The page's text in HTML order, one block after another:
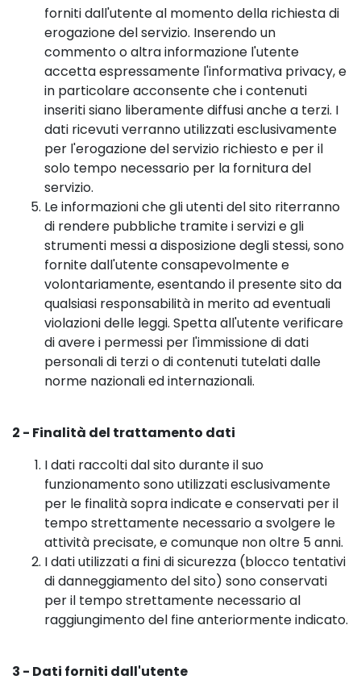
forniti dall'utente al momento della richiesta di
erogazione del servizio. Inserendo un
commento o altra informazione l'utente
accetta espressamente l'informativa privacy, e
in particolare acconsente che i contenuti
inseriti siano liberamente diffusi anche a terzi. I
dati ricevuti verranno utilizzati esclusivamente
per l'erogazione del servizio richiesto e per il
solo tempo necessario per la fornitura del
servizio.
Le informazioni che gli utenti del sito riterranno
di rendere pubbliche tramite i servizi e gli
strumenti messi a disposizione degli stessi, sono
fornite dall'utente consapevolmente e
volontariamente, esentando il presente sito da
qualsiasi responsabilità in merito ad eventuali
violazioni delle leggi. Spetta all'utente verificare
di avere i permessi per l'immissione di dati
personali di terzi o di contenuti tutelati dalle
norme nazionali ed internazionali.
2 - Finalità del trattamento dati
I dati raccolti dal sito durante il suo
funzionamento sono utilizzati esclusivamente
per le finalità sopra indicate e conservati per il
tempo strettamente necessario a svolgere le
attività precisate, e comunque non oltre 5 anni.
I dati utilizzati a fini di sicurezza (blocco tentativi
di danneggiamento del sito) sono conservati
per il tempo strettamente necessario al
raggiungimento del fine anteriormente indicato.
3 - Dati forniti dall'utente